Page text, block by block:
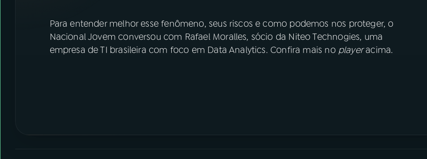
Para entender melhor esse fenômeno, seus riscos e como podemos nos proteger, o
Nacional Jovem conversou com Rafael Moralles, sócio da Niteo Technogies, uma
empresa de TI brasileira com foco em Data Analytics. Confira mais no playeracima.